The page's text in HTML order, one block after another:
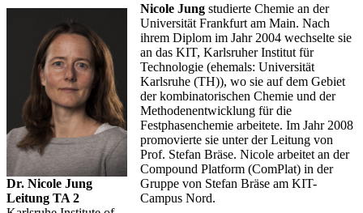
Dr. Nicole Jung
Leitung TA 2
Nicole Jung studierte Chemie an der
Universität Frankfurt am Main. Nach
ihrem Diplom im Jahr 2004 wechselte sie
an das KIT, Karlsruher Institut für
Technologie (ehemals: Universität
Karlsruhe (TH)), wo sie auf dem Gebiet
der kombinatorischen Chemie und der
Methodenentwicklung für die
Festphasenchemie arbeitete. Im Jahr 2008
promovierte sie unter der Leitung von
Prof. Stefan Bräse. Nicole arbeitet an der
Compound Platform (ComPlat) in der
Gruppe von Stefan Bräse am KIT-
Campus Nord.